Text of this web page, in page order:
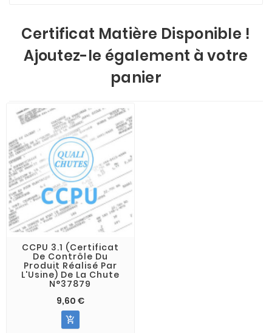
Certificat Matière Disponible !
Ajoutez-le également à votre
panier
CCPU 3.1 (Certificat
De Contrôle Du
Produit Réalisé Par
L'Usine) De La Chute
N°37879
9,60 €
